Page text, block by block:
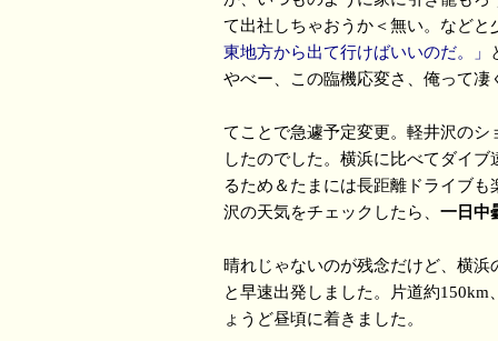
て出社しちゃおうか＜無い。などと
東地方から出て行けばいいのだ。」
やべー、この臨機応変さ、俺って凄
てことで急遽予定変更。軽井沢の
したのでした。横浜に比べてダイ
るため＆たまには長距離ドライブ
沢の天気をチェックしたら、 一日中
晴れじゃないのが残念だけど、横
と早速出発しました。片道約
ょうど昼頃に着きました。